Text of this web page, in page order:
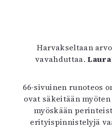
Harvakseltaan
vavahduttaa.
66-sivuinen runoteos
ovat säkeitään
myöskään
erityispinnistelyjä